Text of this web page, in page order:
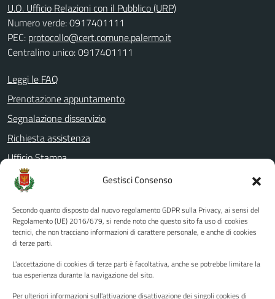
Gestisci Consenso
Secondo quanto disposto dal nuovo regolamento GDPR sulla Privacy, ai sensi del
Regolamento (UE) 2016/679, si rende noto che questo sito fa uso di cookies
tecnici, che non tracciano informazioni di carattere personale, e anche di cookies
di terze parti.
L'accettazione di cookies di terze parti è facoltativa, anche se potrebbe limitare la
tua esperienza durante la navigazione del sito.
Per ulteriori informazioni sull'attivazione disattivazione dei singoli cookies di
U.O. Ufficio Relazioni con il Pubblico (URP)
Numero verde: 0917401111
PEC: protocollo@cert.comune.palermo.it
Centralino unico: 0917401111
Leggi le FAQ
Prenotazione appuntamento
Segnalazione disservizio
Richiesta assistenza
Ufficio Stampa
Amministrazione Trasparente
Albo pretorio
Informativa privacy
Note legali
Piano di miglioramento del sito